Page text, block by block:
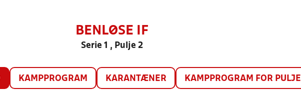
BENLØSE IF
Serie 1 , Pulje 2
KAMPPROGRAM KARANTÆNER KAMPPROGRAM FOR PULJE